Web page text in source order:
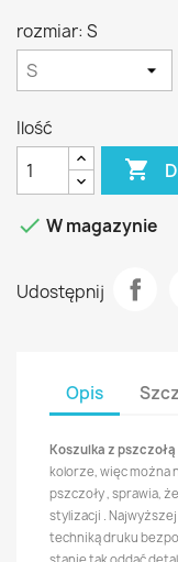
rozmiar: S
Ilość

 W magazynie
Udostępnij
Opis
Koszulka z pszczołą
kolorze, więc można
pszczoły , sprawia,
stylizacji .
techniką druku